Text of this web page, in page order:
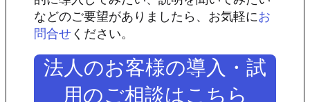
などのご要望がありましたら、お気軽にお
問合せください。
法人のお客様の導入・試
用のご相談はこちら